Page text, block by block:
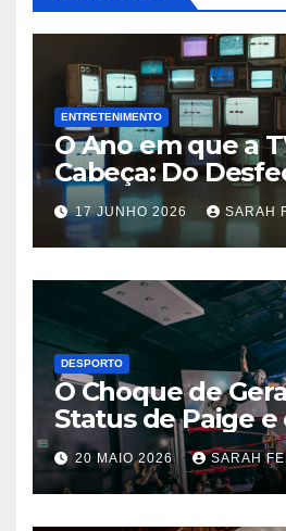
ENTRETENIMENTO
O Ano em que a
Cabeça: Do
de ‘Wandinha’
Shows de 2026
17 JUNHO 2026 SARAH
DESPORTO
O Choque de
Status de Paige e
Chris Jericho na
20 MAIO 2026 SARAH